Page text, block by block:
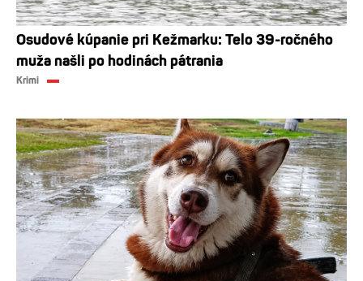
Osudové kúpanie pri Kežmarku: Telo 39-ročného
muža našli po hodinách pátrania
Krimi